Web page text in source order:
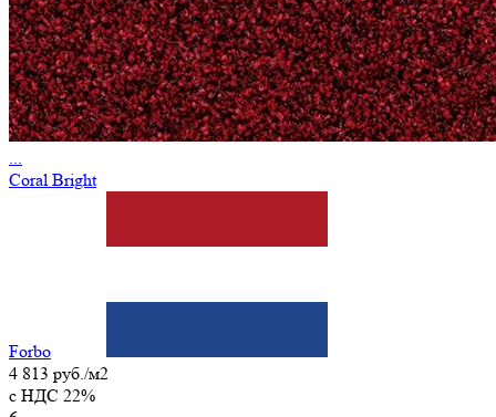
...
Coral Bright
Forbo
4 813 руб./м2
c НДС 22%